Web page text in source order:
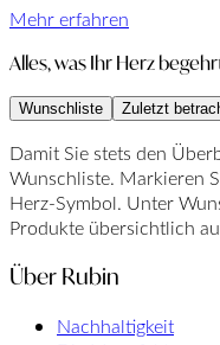
Mehr erfahren
Alles, was Ihr Herz
Wunschliste Zuletzt
Damit Sie stets den
Wunschliste. Markieren
Herz-Symbol. Unter
Produkte übersichtlich
Über Rubin
Nachhaltigkeit